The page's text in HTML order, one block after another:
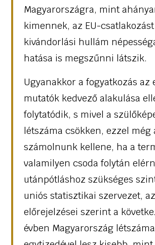
Magyarországra, mint
kimennek, az EU-
kivándorlási hullám
hatása is megszűnni látszik.
Ugyanakkor a fogyatkozás az
mutatók kedvező alakulása
folytatódik, s mivel a
létszáma csökken, ezzel még
számolnunk kellene, ha a
valamilyen csoda folytán
utánpótláshoz szükséges
uniós statisztikai szervezet,
előrejelzései szerint a
évben Magyarország